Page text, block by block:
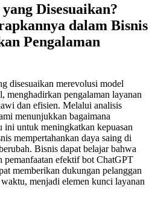
Disesuaikan?
dalam Bisnis
Pengalaman
disesuaikan merevolusi model
menghadirkan pengalaman layanan
dan efisien. Melalui analisis
menunjukkan bagaimana
ini untuk meningkatkan kepuasan
mempertahankan daya saing di
Bisnis dapat belajar bahwa
pemanfaatan efektif bot ChatGPT
memberikan dukungan pelanggan
menjadi elemen kunci layanan